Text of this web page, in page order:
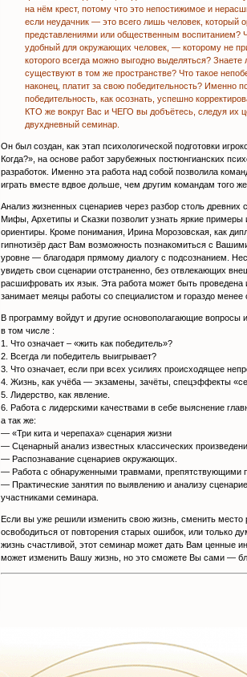
на нём крест, потому что это непостижимое и
если неудачник — это всего лишь человек, который
представлениями или общественным воспитанием?
удобный для окружающих человек, — которому не
которого всегда можно выгодно выделяться? Знаете
существуют в том же пространстве? Что такое
наконец, платит за свою победительность? Именно
победительность, как осознать, успешно
КТО же вокруг Вас и ЧЕГО вы добъётесь, следуя их
двухдневный семинар.
Он был создан, как этап психологической подготовки
Когда?», на основе работ зарубежных постюнгианских
разработок. Именно эта работа над собой позволила
играть вместе вдвое дольше, чем другим командам того же
Анализ жизненных сценариев через разбор столь древних
Мифы, Архетипы и Сказки позволит узнать яркие примеры
ориентиры. Кроме понимания, Ирина Морозовская, как
гипнотизёр даст Вам возможность познакомиться с
уровне — благодаря прямому диалогу с подсознанием.
увидеть свои сценарии отстраненно, без отвлекающих
расшифровать их язык. Эта работа может быть проведена
занимает меяцы работы со специалистом и гораздо менее
В программу войдут и другие основополагающие вопросы
в том числе :
1. Что означает – «жить как победитель»?
2. Всегда ли победитель выигрывает?
3. Что означает, если при всех усилиях происходящее
4. Жизнь, как учёба — экзамены, зачёты, спецэффекты
5. Лидерство, как явление.
6. Работа с лидерскими качествами в себе выяснение
а так же:
— «Три кита и черепаха» сценария жизни
— Сценарный анализ известных классических
— Распознавание сценариев окружающих.
— Работа с обнаруженными травмами, препятствующими
— Практические занятия по выявлению и анализу
участниками семинара.
Если вы уже решили изменить свою жизнь, сменить место
освободиться от повторения старых ошибок, или только
жизнь счастливой, этот семинар может дать Вам ценные
может изменить Вашу жизнь, но это сможете Вы сами —